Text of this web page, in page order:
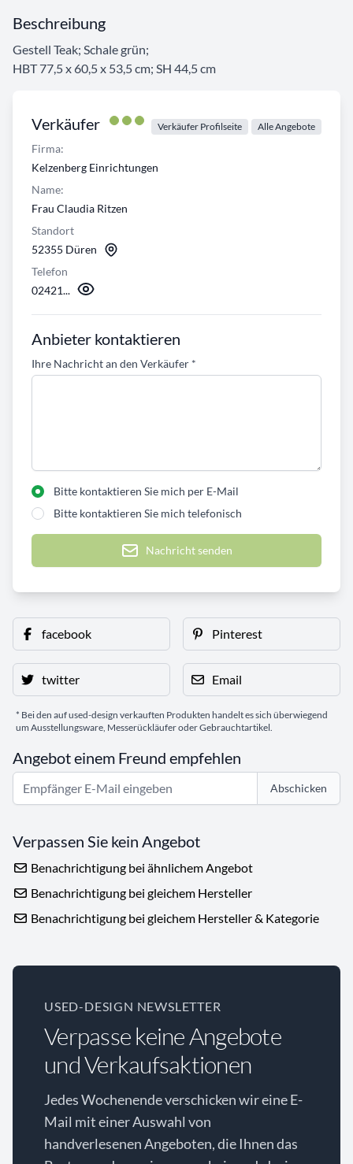
Verkäufer Verkäufer Profilseite Alle Angebote
Firma:
Kelzenberg Einrichtungen
Name:
Frau Claudia Ritzen
Standort
52355 Düren
Telefon
02421...
Anbieter kontaktieren
Ihre Nachricht an den Verkäufer *
Bitte kontaktieren Sie mich per E-Mail
Bitte kontaktieren Sie mich telefonisch
Nachricht senden
Beschreibung
Gestell Teak; Schale grün;
HBT 77,5 x 60,5 x 53,5 cm; SH 44,5 cm
facebook Pinterest
twitter Email
* Bei den auf used-design verkauften Produkten handelt es sich überwiegend
um Ausstellungsware, Messerückläufer oder Gebrauchtartikel.
Angebot einem Freund empfehlen
Abschicken
Verpassen Sie kein Angebot
Benachrichtigung bei ähnlichem Angebot
Benachrichtigung bei gleichem Hersteller
Benachrichtigung bei gleichem Hersteller & Kategorie
USED-DESIGN NEWSLETTER
Verpasse keine Angebote
und Verkaufsaktionen
Jedes Wochenende verschicken wir eine E-
Mail mit einer Auswahl von
handverlesenen Angeboten, die Ihnen das